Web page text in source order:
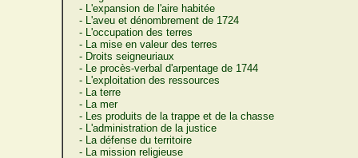
- L'expansion de l'aire habitée
- L'aveu et dénombrement de 1724
- L'occupation des terres
- La mise en valeur des terres
- Droits seigneuriaux
- Le procès-verbal d'arpentage de 1744
- L'exploitation des ressources
- La terre
- La mer
- Les produits de la trappe et de la chasse
- L'administration de la justice
- La défense du territoire
- La mission religieuse